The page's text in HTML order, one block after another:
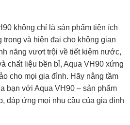
không chỉ là sản phẩm tiện ích
trọng và hiện đại cho không gian
năng vượt trội về tiết kiệm nước,
chất liệu bền bỉ, Aqua VH90 xứng
cho mọi gia đình. Hãy nâng tầm
bạn với Aqua VH90 – sản phẩm
đáp ứng mọi nhu cầu của gia đình